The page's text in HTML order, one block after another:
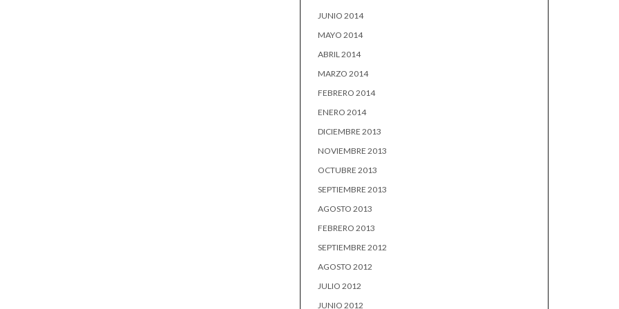
JUNIO 2014
MAYO 2014
ABRIL 2014
MARZO 2014
FEBRERO 2014
ENERO 2014
DICIEMBRE 2013
NOVIEMBRE 2013
OCTUBRE 2013
SEPTIEMBRE 2013
AGOSTO 2013
FEBRERO 2013
SEPTIEMBRE 2012
AGOSTO 2012
JULIO 2012
JUNIO 2012